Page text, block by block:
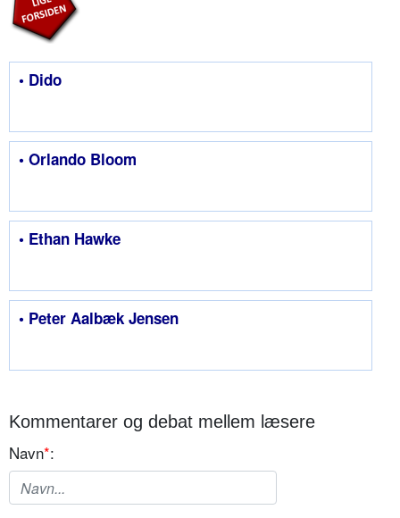
• Dido
• Orlando Bloom
• Ethan Hawke
• Peter Aalbæk Jensen
Kommentarer og debat mellem læsere
Navn*: